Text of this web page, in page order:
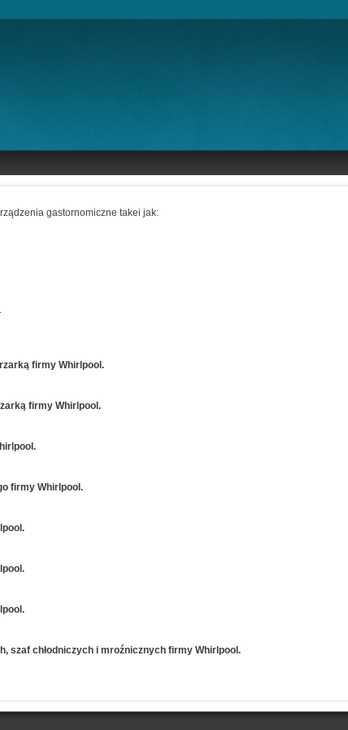
gastornomiczne takei jak:
firmy Whirlpool.
firmy Whirlpool.
firmy Whirlpool.
szaf chłodniczych i mroźnicznych firmy Whirlpool.